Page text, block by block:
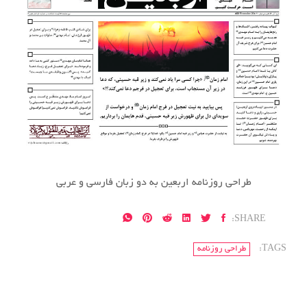
طراحی روزنامه اربعین به دو زبان فارسی و عربی
SHARE:
TAGS: طراحی روزنامه